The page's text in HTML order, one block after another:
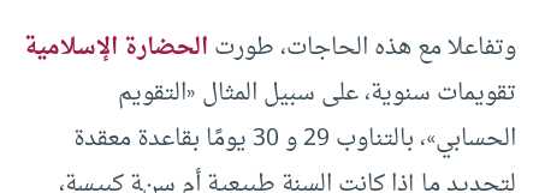
وتفاعلا مع هذه الحاجات، طورتالحضارة الإسلامية
تقويمات سنوية، على سبيل المثال «التقويم
الحسابي»، بالتناوب 29 و 30 يومًا بقاعدة معقدة
لتحديد ما إذا كانت السنة طبيعية أم سنة كبيسة،